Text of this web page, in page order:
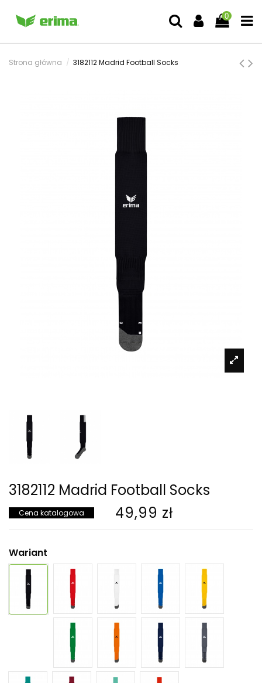
0
Strona główna 3182112 Madrid Football Socks
3182112 Madrid Football Socks
Cena katalogowa 49,99 zł
Wariant